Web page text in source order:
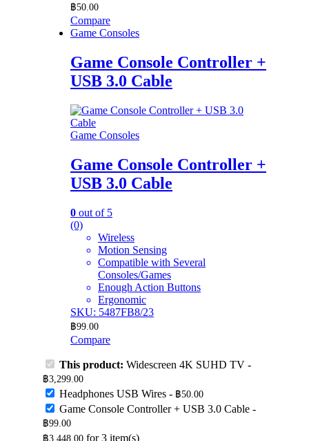
฿50.00
Compare
Game Consoles
Game Console Controller +
USB 3.0 Cable
Game Consoles
Game Console Controller +
USB 3.0 Cable
0 out of 5
(0)
Wireless
Motion Sensing
Compatible with Several
Consoles/Games
Enough Action Buttons
Ergonomic
SKU: 5487FB8/23
฿99.00
Compare
This product: Widescreen 4K SUHD TV -
฿3,299.00
Headphones USB Wires - ฿50.00
Game Console Controller + USB 3.0 Cable -
฿99.00
฿3,448.00 for3 item(s)